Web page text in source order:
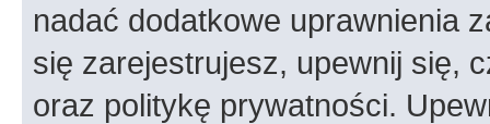
nadać dodatkowe uprawnienia
się zarejestrujesz, upewnij się,
oraz politykę prywatności.